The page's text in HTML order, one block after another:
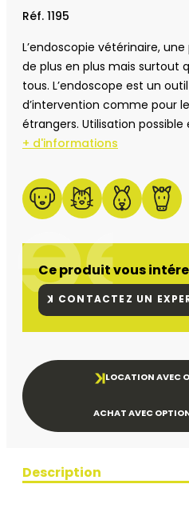
Réf. 1195
L’endoscopie vétérinaire,
de plus en plus mais surtout
tous. L’endoscope est un
d’intervention comme pour
étrangers. Utilisation
en urinaire etc….
+ d'informations
Ce produit vous
CONTACTEZ UN
LOCATION AVEC
ACHAT AVEC
Description